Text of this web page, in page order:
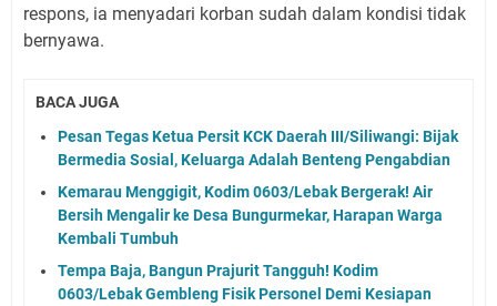
respons, ia menyadari korban sudah dalam kondisi tidak
bernyawa.
BACA JUGA
Pesan Tegas Ketua Persit KCK Daerah III/Siliwangi: Bijak
Bermedia Sosial, Keluarga Adalah Benteng Pengabdian
Kemarau Menggigit, Kodim 0603/Lebak Bergerak! Air
Bersih Mengalir ke Desa Bungurmekar, Harapan Warga
Kembali Tumbuh
Tempa Baja, Bangun Prajurit Tangguh! Kodim
0603/Lebak Gembleng Fisik Personel Demi Kesiapan